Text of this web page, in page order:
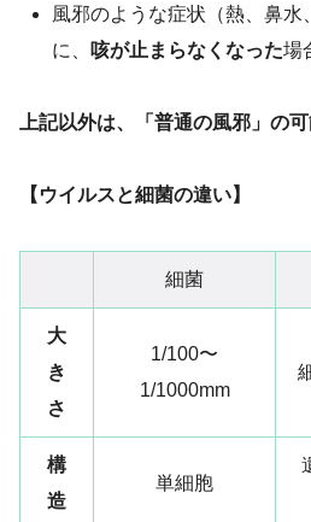
風邪のような症状（熱、鼻水
に、
咳が止まらなくなった場
上記以外は、「普通の風邪」 の可
【ウイルスと細菌の違い】
細菌
大
き
さ
1/100〜
1/1000mm
構
造
単細胞